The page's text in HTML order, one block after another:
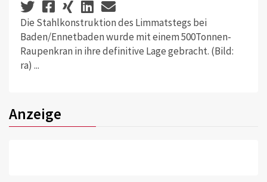
Die Stahlkonstruktion des Limmatstegs bei
Baden/Ennetbaden wurde mit einem 500Tonnen-
Raupenkran in ihre definitive Lage gebracht. (Bild:
ra) ...
Anzeige